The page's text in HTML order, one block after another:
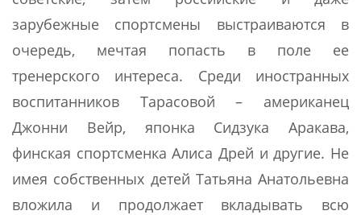
зарубежные спортсмены выстраиваются в
очередь, мечтая попасть в поле ее
тренерского интереса. Среди иностранных
воспитанников Тарасовой – американец
Джонни Вейр, японка Сидзука Аракава,
финская спортсменка Алиса Дрей и другие. Не
имея собственных детей Татьяна Анатольевна
вложила и продолжает вкладывать всю